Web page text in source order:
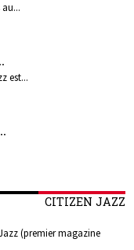
est...
CITIZEN JAZZ
(premier magazine